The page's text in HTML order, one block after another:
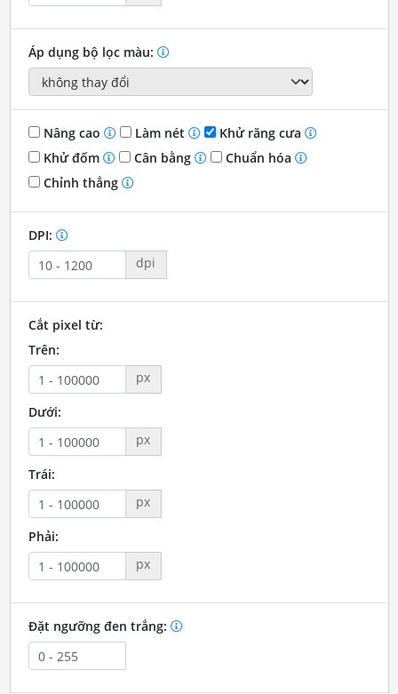
Áp dụng bộ lọc màu:
Nâng cao Làm nét
Khử răng cưa
Khử đốm
Cân bằng
Chuẩn hóa
Chỉnh thẳng
DPI:
dpi
Cắt pixel từ:
Trên:
px
Dưới:
px
Trái:
px
Phải:
px
Đặt ngưỡng đen trắng: